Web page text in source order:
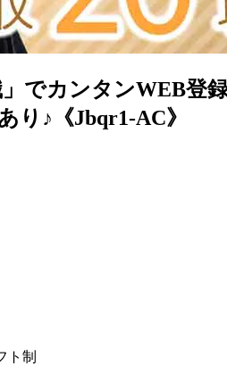
」でカンタンWEB
り♪《Jbqr1-AC》
ト制